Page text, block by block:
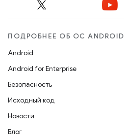
ПОДРОБНЕЕ ОБ ОС ANDROID
Android
Android for Enterprise
Безопасность
Исходный код
Новости
Блог